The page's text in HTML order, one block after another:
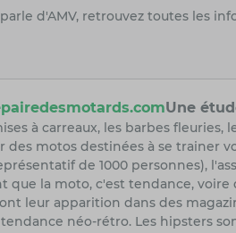
d'AMV, retrouvez toutes les
Une
à carreaux, les barbes
des motos destinées à se trainer
de 1000 personnes),
que la moto, c'est tendance,
leur apparition dans des
néo-rétro. Les hipsters